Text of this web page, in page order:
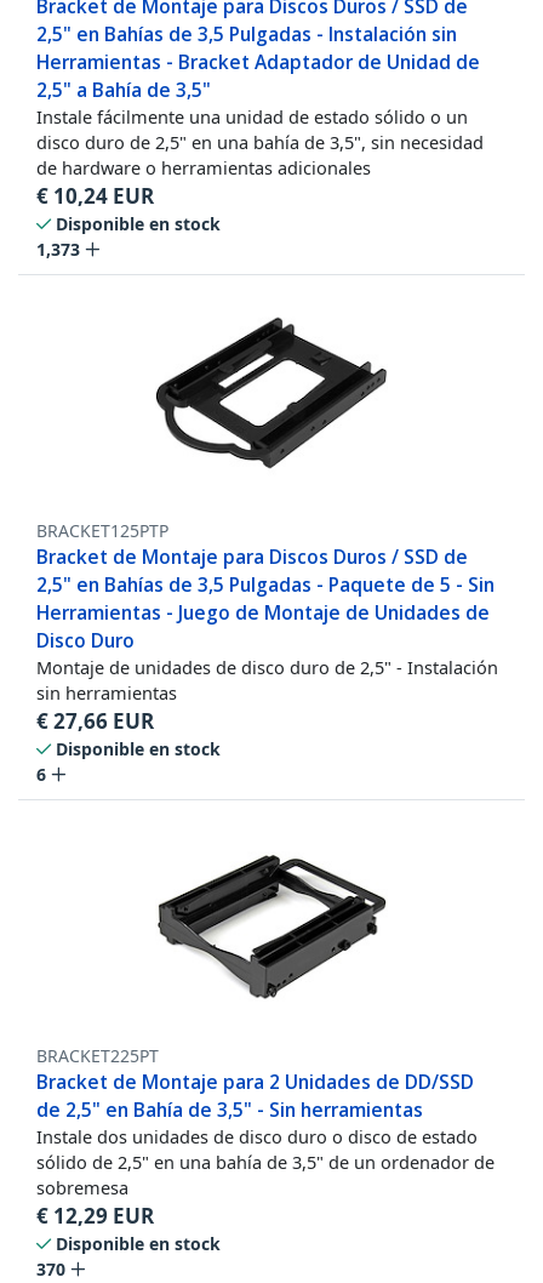
Bracket de Montaje para Discos Duros / SSD de
2,5" en Bahías de 3,5 Pulgadas - Instalación sin
Herramientas - Bracket Adaptador de Unidad de
2,5" a Bahía de 3,5"
Instale fácilmente una unidad de estado sólido o un
disco duro de 2,5" en una bahía de 3,5", sin necesidad
de hardware o herramientas adicionales
€ 10,24 EUR
Disponible en stock
1,373
BRACKET125PTP
Bracket de Montaje para Discos Duros / SSD de
2,5" en Bahías de 3,5 Pulgadas - Paquete de 5 - Sin
Herramientas - Juego de Montaje de Unidades de
Disco Duro
Montaje de unidades de disco duro de 2,5" - Instalación
sin herramientas
€27,66 EUR
Disponible en stock
6
BRACKET225PT
Bracket de Montaje para 2 Unidades de DD/SSD
de 2,5" en Bahía de 3,5" - Sin herramientas
Instale dos unidades de disco duro o disco de estado
sólido de 2,5" en una bahía de 3,5" de un ordenador de
sobremesa
€ 12,29 EUR
Disponible en stock
370